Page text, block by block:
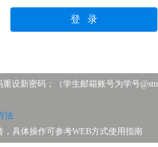
新密码；（学生邮箱账号为学号
法
具体操作可参考WEB方式使用指南